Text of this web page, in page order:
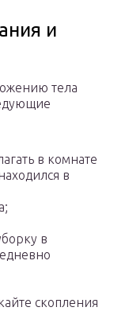
и
тела
в комнате
в
в
скопления